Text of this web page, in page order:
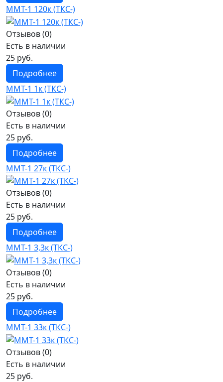
ММТ-1 120к (ТКС-)
Отзывов (0)
Есть в наличии
25 руб.
Подробнее
ММТ-1 1к (ТКС-)
Отзывов (0)
Есть в наличии
25 руб.
Подробнее
ММТ-1 27к (ТКС-)
Отзывов (0)
Есть в наличии
25 руб.
Подробнее
ММТ-1 3,3к (ТКС-)
Отзывов (0)
Есть в наличии
25 руб.
Подробнее
ММТ-1 33к (ТКС-)
Отзывов (0)
Есть в наличии
25 руб.